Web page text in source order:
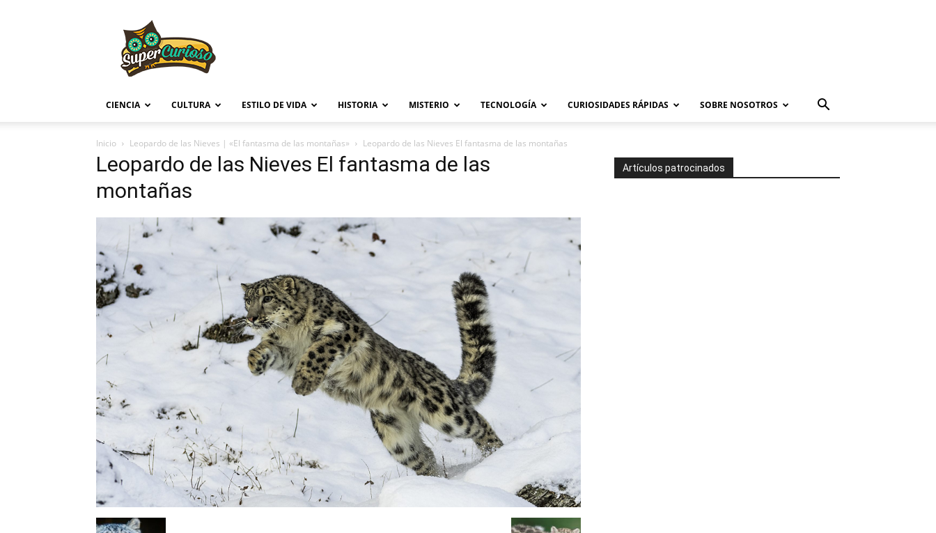
CIENCIA CULTURA ESTILO DE VIDA HISTORIA MISTERIO TECNOLOGÍA CURIOSIDADES RÁPIDAS SOBRE NOSOTROS
Inicio Leopardo de las Nieves | «El fantasma de las montañas» Leopardo de las Nieves El fantasma de las montañas
Leopardo de las Nieves El fantasma de las
montañas
Artículos patrocinados